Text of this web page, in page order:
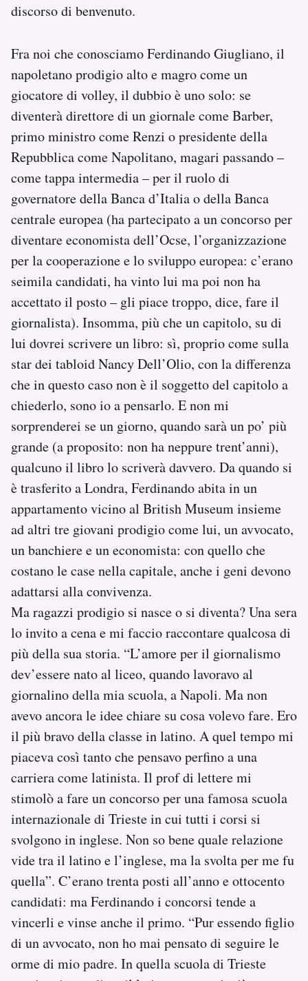
discorso di benvenuto.
Fra noi che conosciamo Ferdinando Giugliano, il
napoletano prodigio alto e magro come un
giocatore di volley, il dubbio è uno solo: se
diventerà direttore di un giornale come Barber,
primo ministro come Renzi o presidente della
Repubblica come Napolitano, magari passando –
come tappa intermedia – per il ruolo di
governatore della Banca d’Italia o della Banca
centrale europea (ha partecipato a un concorso per
diventare economista dell’Ocse, l’organizzazione
per la cooperazione e lo sviluppo europea: c’erano
seimila candidati, ha vinto lui ma poi non ha
accettato il posto – gli piace troppo, dice, fare il
giornalista). Insomma, più che un capitolo, su di
lui dovrei scrivere un libro: sì, proprio come sulla
star dei tabloid Nancy Dell’Olio, con la differenza
che in questo caso non è il soggetto del capitolo a
chiederlo, sono io a pensarlo. E non mi
sorprenderei se un giorno, quando sarà un po’ più
grande (a proposito: non ha neppure trent’anni),
qualcuno il libro lo scriverà davvero. Da quando si
è trasferito a Londra, Ferdinando abita in un
appartamento vicino al British Museum insieme
ad altri tre giovani prodigio come lui, un avvocato,
un banchiere e un economista: con quello che
costano le case nella capitale, anche i geni devono
adattarsi alla convivenza.
Ma ragazzi prodigio si nasce o si diventa? Una sera
lo invito a cena e mi faccio raccontare qualcosa di
più della sua storia. “L’amore per il giornalismo
dev’essere nato al liceo, quando lavoravo al
giornalino della mia scuola, a Napoli. Ma non
avevo ancora le idee chiare su cosa volevo fare. Ero
il più bravo della classe in latino. A quel tempo mi
piaceva così tanto che pensavo perfino a una
carriera come latinista. Il prof di lettere mi
stimolò a fare un concorso per una famosa scuola
internazionale di Trieste in cui tutti i corsi si
svolgono in inglese. Non so bene quale relazione
vide tra il latino e l’inglese, ma la svolta per me fu
quella”. C’erano trenta posti all’anno e ottocento
candidati: ma Ferdinando i concorsi tende a
vincerli e vinse anche il primo. “Pur essendo figlio
di un avvocato, non ho mai pensato di seguire le
orme di mio padre. In quella scuola di Trieste